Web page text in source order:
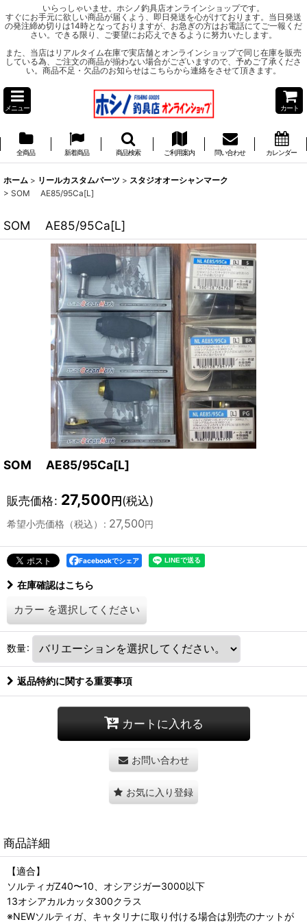
いらっしゃいませ。ホシノ釣具店オンラインショップです。
すぐにお手元に欲しい商品が届くよう、即日発送を心がけております。当日発送
の発注締め切りは14時となっておりますが、お急ぎの方はお電話にてご一報くだ
さい。できる限り、ご要望にお応えできるように努力いたします。
また、当店はリアルタイム在庫で実店舗とオンラインショップで同じ在庫を販売
している為、ご注文の商品が揃わない場合がございますので、予めご了承くださ
い。商品不足・欠品のお知らせはこちらから連絡をさせて頂きます。
メニュー カート
全商品 新着商品 商品検索 ご利用案内 問い合わせ カレンダー
ホーム > リールカスタムパーツ > スタジオオーシャンマーク
> SOM AE85/95Ca[L]
SOM AE85/95Ca[L]
SOM AE85/95Ca[L]
販売価格: 27,500円(税込)
希望小売価格（税込） : 27,500円
Facebookでシェア
在庫確認はこちら
カラー を選択してください
数量:
返品特約に関する重要事項
カートに入れる
お問い合わせ
お気に入り登録
商品詳細
【適合】
ソルティガZ40〜10、オシアジガー3000以下
13オシアカルカッタ300クラス
※NEWソルティガ、キャタリナに取り付ける場合は別売のナットが